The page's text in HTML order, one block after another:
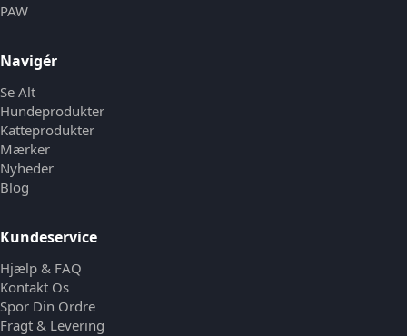
PAW
Navigér
Se Alt
Hundeprodukter
Katteprodukter
Mærker
Nyheder
Blog
Kundeservice
Hjælp & FAQ
Kontakt Os
Spor Din Ordre
Fragt & Levering